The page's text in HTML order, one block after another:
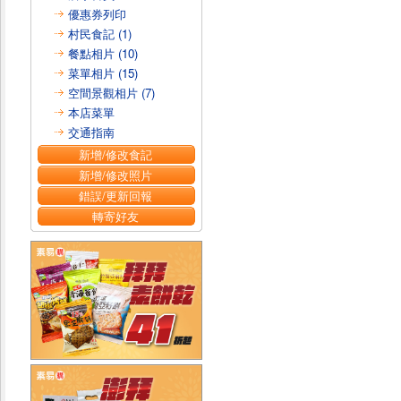
優惠券列印
村民食記 (1)
餐點相片 (10)
菜單相片 (15)
空間景觀相片 (7)
本店菜單
交通指南
新增/修改食記
新增/修改照片
錯誤/更新回報
轉寄好友